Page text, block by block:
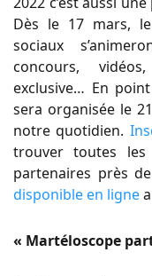
Dès le 17 mars,
sociaux
concours,
exclusive… En
sera organisée le
notre quotidien.
trouver toutes les
partenaires près
disponible en ligne
« Martéloscope